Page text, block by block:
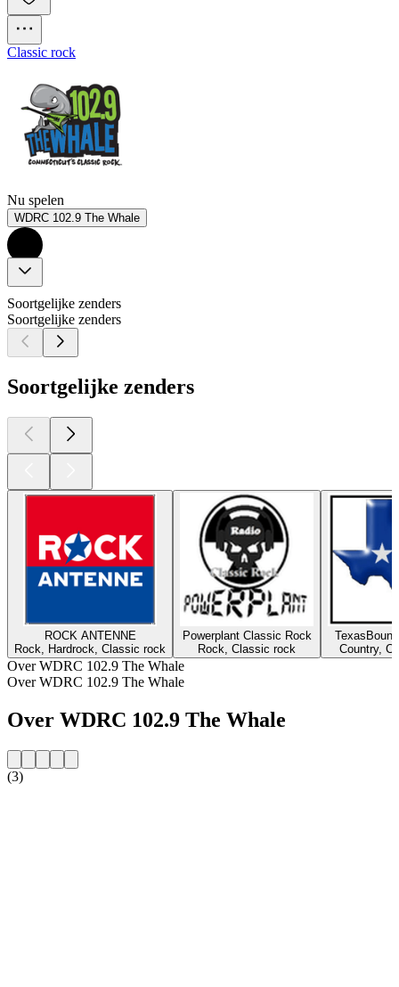
Classic rock
Nu spelen
WDRC 102.9 The Whale
Soortgelijke zenders
Soortgelijke zenders
Soortgelijke zenders
ROCK ANTENNE
Rock, Hardrock, Classic rock
Powerplant Classic Rock
Rock, Classic rock
Country,
Over WDRC 102.9 The Whale
Over WDRC 102.9 The Whale
Over WDRC 102.9 The Whale
(3)